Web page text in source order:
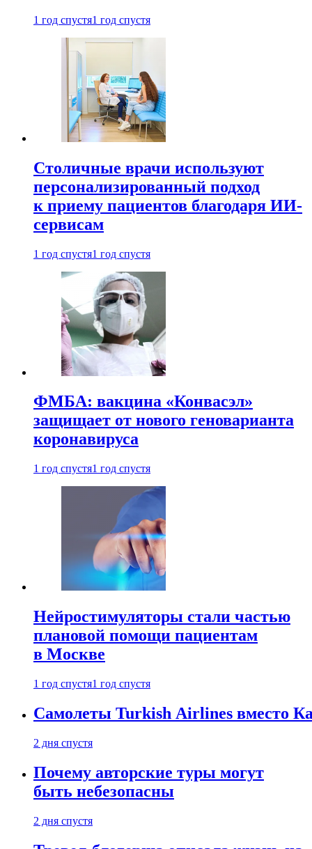
1 год спустя1 год спустя
Столичные врачи используют
персонализированный подход
к приему пациентов благодаря ИИ-
сервисам
1 год спустя1 год спустя
ФМБА: вакцина «Конвасэл»
защищает от нового геноварианта
коронавируса
1 год спустя1 год спустя
Нейростимуляторы стали частью
плановой помощи пациентам
в Москве
1 год спустя1 год спустя
Самолеты Turkish Airlines вместо
2 дня спустя
Почему авторские туры могут
быть небезопасны
2 дня спустя